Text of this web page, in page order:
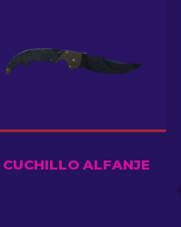
ALFANJE